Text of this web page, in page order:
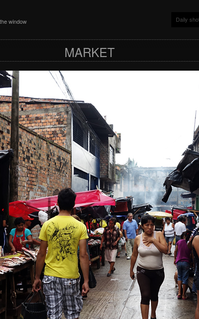
window Daily
MARKET